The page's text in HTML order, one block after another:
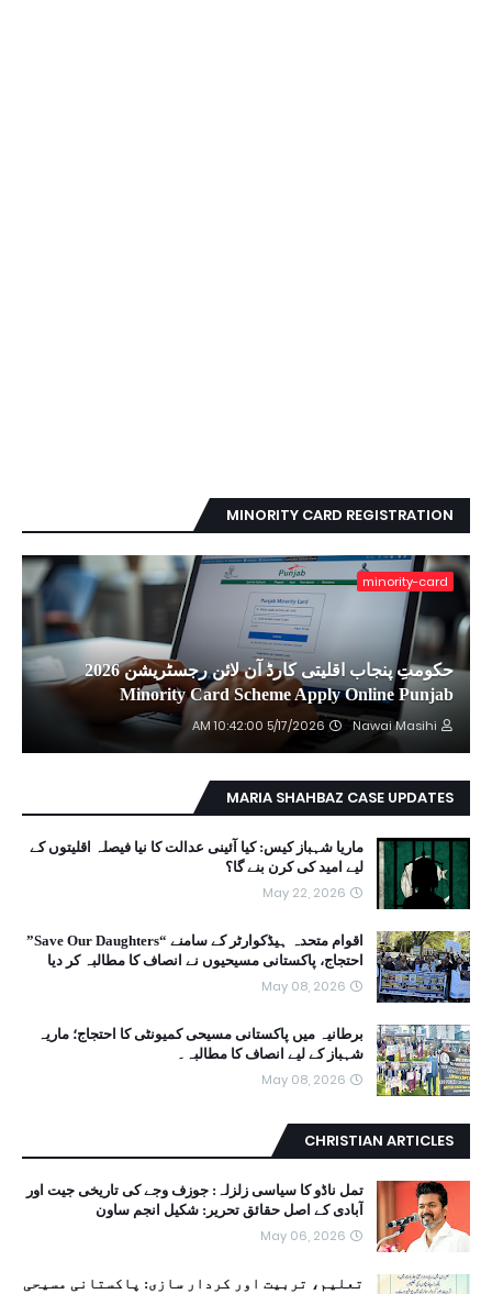
MINORITY CARD REGISTRATION
minority-card
حکومتِ پنجاب اقلیتی کارڈ آن لائن رجسٹریشن 2026
Minority Card Scheme Apply Online Punjab
Nawai Masihi
5/17/2026 10:42:00 AM
MARIA SHAHBAZ CASE UPDATES
ماریا شہباز کیس: کیا آئینی عدالت کا نیا فیصلہ اقلیتوں کے
لیے امید کی کرن بنے گا؟
May 22, 2026
اقوام متحدہ ہیڈکوارٹر کے سامنے “Save Our Daughters”
احتجاج، پاکستانی مسیحیوں نے انصاف کا مطالبہ کر دیا
May 08, 2026
برطانیہ میں پاکستانی مسیحی کمیونٹی کا احتجاج؛ ماریہ
شہباز کے لیے انصاف کا مطالبہ۔
May 08, 2026
CHRISTIAN ARTICLES
تمل ناڈو کا سیاسی زلزلہ: جوزف وجے کی تاریخی جیت اور
آبادی کے اصل حقائق تحریر: شکیل انجم ساون
May 06, 2026
تعلیم، تربیت اور کردار سازی: پاکستانی مسیحی